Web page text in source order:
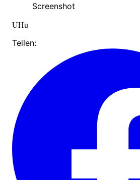
Screenshot
UHu
Teilen: